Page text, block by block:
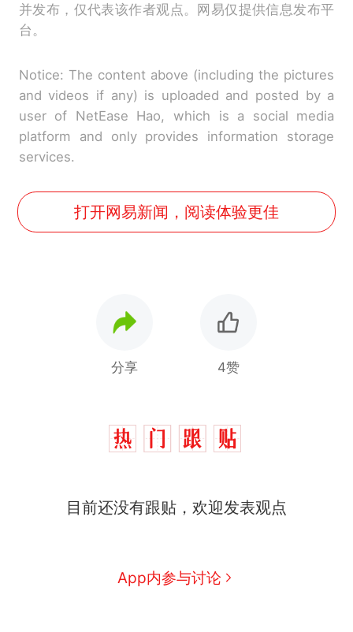
并发布，仅代表该作者观点。网易仅提供信息发布平
台。
Notice: The content above (including the pictures
and videos if any) is uploaded and posted by a
user of NetEase Hao, which is a social media
platform and only provides information storage
services.
打开网易新闻，阅读体验更佳
分享 4赞
目前还没有跟贴，欢迎发表观点
App内参与讨论
因老师一句“跟我回家”改写了
眼了……
费大厨“全国小炒肉大王”称
号，仅凭视频评出？中国烹饪